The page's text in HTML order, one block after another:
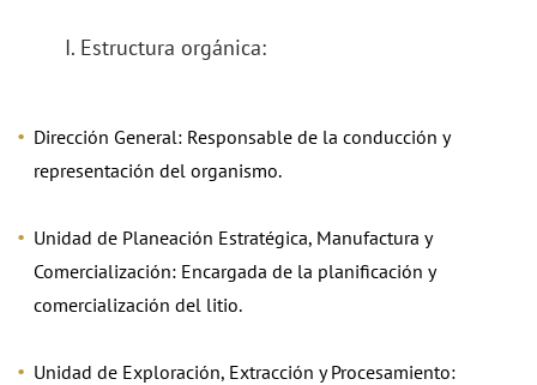
I. Estructura orgánica:
Dirección General: Responsable de la conducción y
representación del organismo.
Unidad de Planeación Estratégica, Manufactura y
Comercialización: Encargada de la planificación y
comercialización del litio.
Unidad de Exploración, Extracción y Procesamiento: